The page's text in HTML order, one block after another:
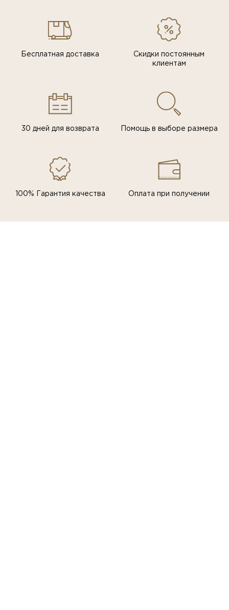
Бесплатная доставка
Скидки постоянным
клиентам
30 дней для возврата Помощь в выборе размера
100% Гарантия качества Оплата при получении